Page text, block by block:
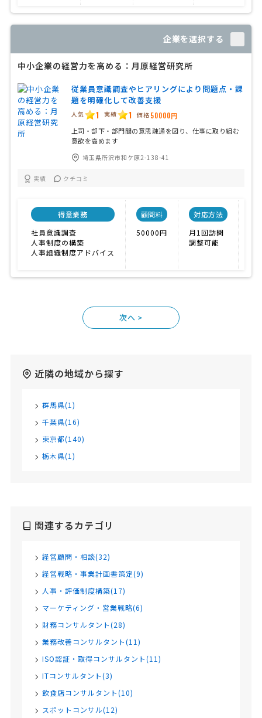
企業を選択する
中小企業の経営力を高める：月原経営研究所
従業員意識調査やヒアリングにより問題点・課
題を明確化して改善支援
人気 1 実績 1 価格 50000円
上司・部下・部門間の意思疎通を図り、仕事に取り組む
意欲を高めます
埼玉県所沢市和ケ原2-138-41
実績 クチコミ
得意業務
社員意識調査
人事制度の構築
人事組織制度アドバイス
顧問料
50000円
対応方法
月1回訪問
調整可能
>
近隣の地域から探す
群馬県(1)
千葉県(16)
東京都(140)
栃木県(1)
関連するカテゴリ
経営顧問・相談(32)
経営戦略・事業計画書策定(9)
人事・評価制度構築(17)
マーケティング・営業戦略(6)
財務コンサルタント(28)
業務改善コンサルタント(11)
ISO認証・取得コンサルタント(11)
ITコンサルタント(3)
飲食店コンサルタント(10)
スポットコンサル(12)